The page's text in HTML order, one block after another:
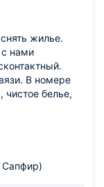
жилье.
с нами
В номере
чистое белье,
Огромное
Сапфир)